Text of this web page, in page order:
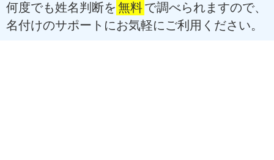
何度でも姓名判断を 無料で調べられますので、
名付けのサポートにお気軽にご利用ください。